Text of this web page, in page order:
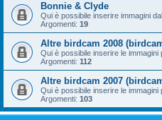
Bonnie & Clyde
Qui è possibile inserire immagini
Argomenti: 19
Altre birdcam 2008
Qui è possibile inserire le
Argomenti: 112
Altre birdcam 2007
Qui è possibile inserire le
Argomenti: 103